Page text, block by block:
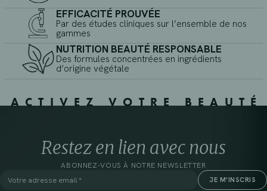
EFFICACITÉ PROUVÉE
Par des études cliniques sur l’ensemble de nos
gammes
NUTRITION BEAUTÉ RESPONSABLE
Des formules concentrées en ingrédients
d’origine végétale
ACTIVEZ VOTRE BEAUTÉ
Restez en lien avec nous
ABONNEZ-VOUS À NOTRE NEWSLETTER